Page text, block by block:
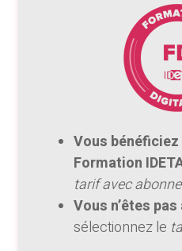
Vous bénéficiez
Formation
tarif avec
Vous n’êtes
sélectionnez le